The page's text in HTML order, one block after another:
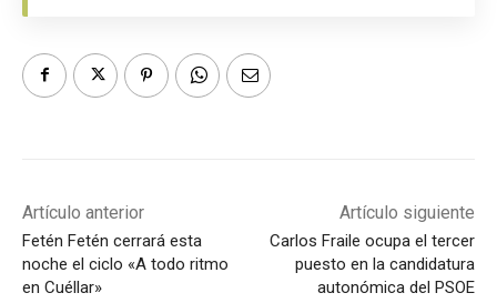
Artículo anterior
Fetén Fetén cerrará esta
noche el ciclo «A todo ritmo
en Cuéllar»
Artículo siguiente
Carlos Fraile ocupa el tercer
puesto en la candidatura
autonómica del PSOE